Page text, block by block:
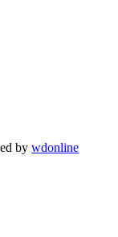
bywdonline